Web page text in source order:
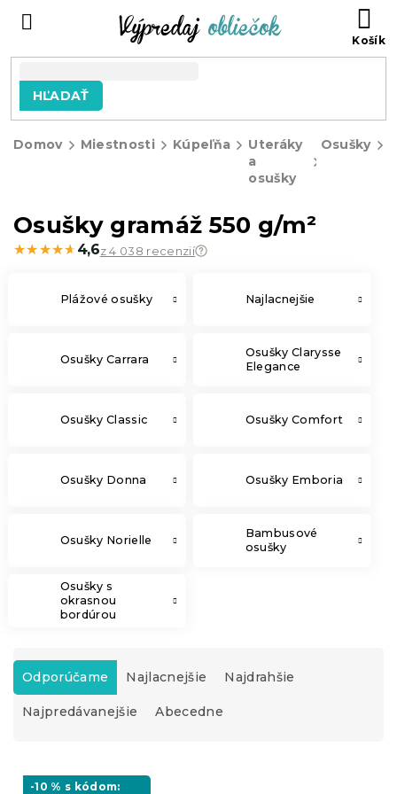
HĽADAŤ
Domov Miestnosti Kúpeľňa
Uteráky
a
osušky
Osušky
Osušky gramáž 550 g/m²
★★★★★
★★★★★ 4,6z 4 038 recenzií
Plážové osušky Najlacnejšie
Osušky Carrara
Osušky Clarysse
Elegance
Osušky Classic Osušky Comfort
Osušky Donna Osušky Emboria
Osušky Norielle
Bambusové
osušky
Osušky s
okrasnou
bordúrou
R
a
d
e
e
Odporúčame Najlacnejšie Najdrahšie
Najpredávanejšie Abecedne
-10 % s kódom: